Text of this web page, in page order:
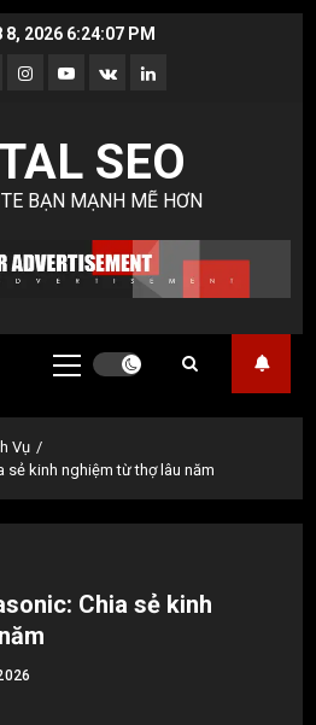
8, 2026 6:24:08 PM
Instagram
Youtube
VK LinkedIn
SEO
BẠN MẠNH MẼ HƠN
Primary
Vụ
sẻ kinh nghiệm từ thợ lâu năm
Chia sẻ kinh